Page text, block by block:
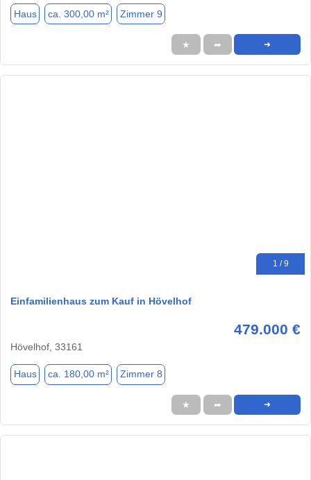
Haus ca. 300,00 m² Zimmer 9
★ ➦ ➜
1 / 9
Einfamilienhaus zum Kauf in Hövelhof
479.000 €
Hövelhof, 33161
Haus ca. 180,00 m² Zimmer 8
★ ➦ ➜